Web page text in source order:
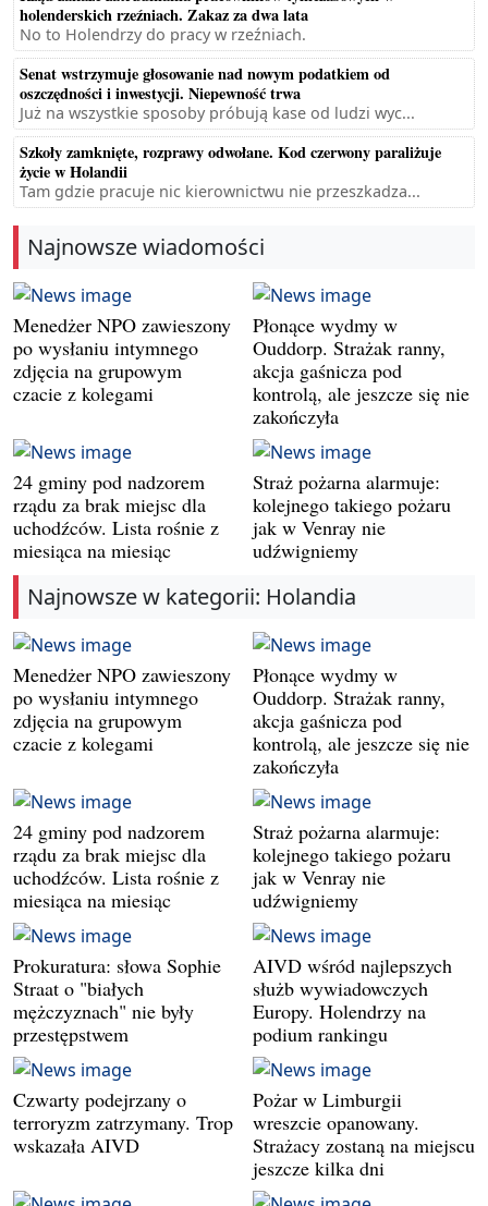
holenderskich rzeźniach. Zakaz za dwa lata
No to Holendrzy do pracy w rzeźniach.
Senat wstrzymuje głosowanie nad nowym podatkiem od
oszczędności i inwestycji. Niepewność trwa
Już na wszystkie sposoby próbują kase od ludzi wyc...
Szkoły zamknięte, rozprawy odwołane. Kod czerwony paraliżuje
życie w Holandii
Tam gdzie pracuje nic kierownictwu nie przeszkadza...
Najnowsze wiadomości
Menedżer NPO zawieszony
po wysłaniu intymnego
zdjęcia na grupowym
czacie z kolegami
Płonące wydmy w
Ouddorp. Strażak ranny,
akcja gaśnicza pod
kontrolą, ale jeszcze się nie
zakończyła
24 gminy pod nadzorem
rządu za brak miejsc dla
uchodźców. Lista rośnie z
miesiąca na miesiąc
Straż pożarna alarmuje:
kolejnego takiego pożaru
jak w Venray nie
udźwigniemy
Najnowsze w kategorii: Holandia
Menedżer NPO zawieszony
po wysłaniu intymnego
zdjęcia na grupowym
czacie z kolegami
Płonące wydmy w
Ouddorp. Strażak ranny,
akcja gaśnicza pod
kontrolą, ale jeszcze się nie
zakończyła
24 gminy pod nadzorem
rządu za brak miejsc dla
uchodźców. Lista rośnie z
miesiąca na miesiąc
Straż pożarna alarmuje:
kolejnego takiego pożaru
jak w Venray nie
udźwigniemy
Prokuratura: słowa Sophie
Straat o "białych
mężczyznach" nie były
przestępstwem
AIVD wśród najlepszych
służb wywiadowczych
Europy. Holendrzy na
podium rankingu
Czwarty podejrzany o
terroryzm zatrzymany. Trop
wskazała AIVD
Pożar w Limburgii
wreszcie opanowany.
Strażacy zostaną na miejscu
jeszcze kilka dni